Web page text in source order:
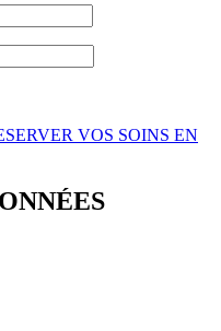
VOS SOINS EN